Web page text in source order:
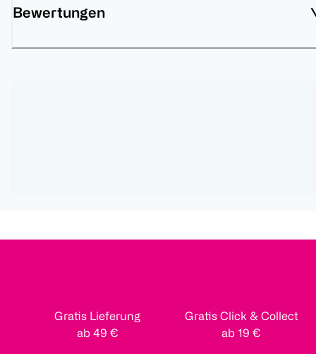
Bewertungen
Gratis Lieferung
ab 49 €
Gratis Click & Collect
ab 19 €